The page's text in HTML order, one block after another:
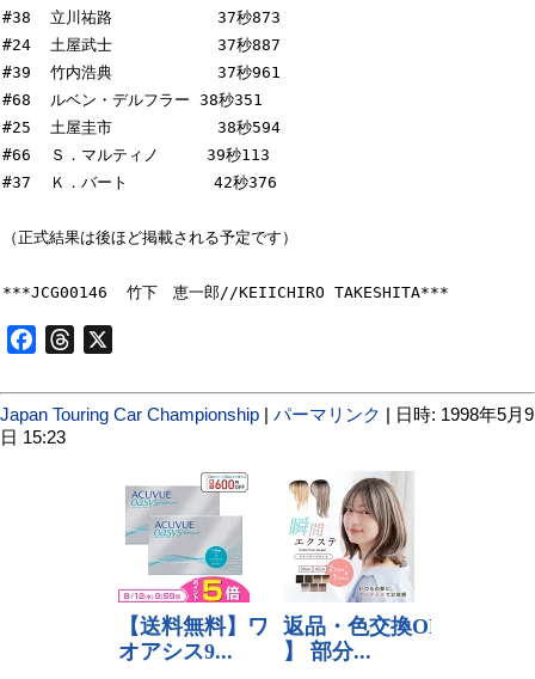
#38  立川祐路           37秒873
#24  土屋武士           37秒887
#39  竹内浩典           37秒961
#68  ルベン・デルフラー 38秒351
#25  土屋圭市           38秒594
#66  Ｓ．マルティノ     39秒113
#37  Ｋ．バート         42秒376
（正式結果は後ほど掲載される予定です）
FacebookThreads
Japan Touring Car Championship | パーマリンク | 日時: 1998年5月9
日 15:23